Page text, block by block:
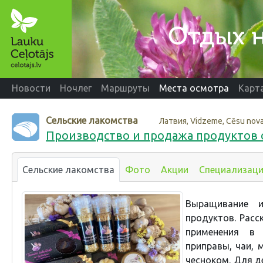
Новости Ночлег Маршруты Места осмотра
Сельские лакомства Латвия, Vidzeme, Cēsu
Производство и продажа продуктов
Сельские лакомства Фото Акции
Выращивание
продуктов.
применения в
приправы, чаи,
чесноком. Для